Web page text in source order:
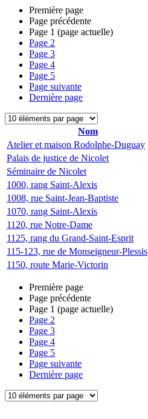
Première page
Page précédente
Page 1 (page actuelle)
Page 2
Page 3
Page 4
Page 5
Page suivante
Dernière page
Nom
Atelier et maison Rodolphe-Duguay
Palais de justice de Nicolet
Séminaire de Nicolet
1000, rang Saint-Alexis
1008, rue Saint-Jean-Baptiste
1070, rang Saint-Alexis
1120, rue Notre-Dame
1125, rang du Grand-Saint-Esprit
115-123, rue de Monseigneur-Plessis
1150, route Marie-Victorin
Première page
Page précédente
Page 1 (page actuelle)
Page 2
Page 3
Page 4
Page 5
Page suivante
Dernière page